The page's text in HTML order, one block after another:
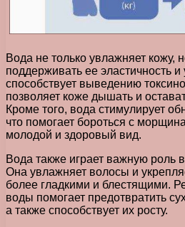
Вода не только увлажняет кожу,
поддерживать ее эластичность и
способствует выведению
позволяет коже дышать и
Кроме того, вода стимулирует
что помогает бороться с
молодой и здоровый вид.
Вода также играет важную роль
Она увлажняет волосы и
более гладкими и блестящими.
воды помогает предотвратить
а также способствует их росту.